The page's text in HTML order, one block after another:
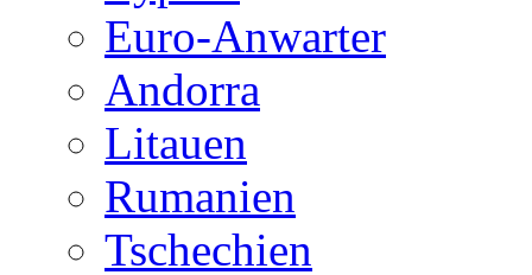
Euro-Anwarter
Andorra
Litauen
Rumanien
Tschechien